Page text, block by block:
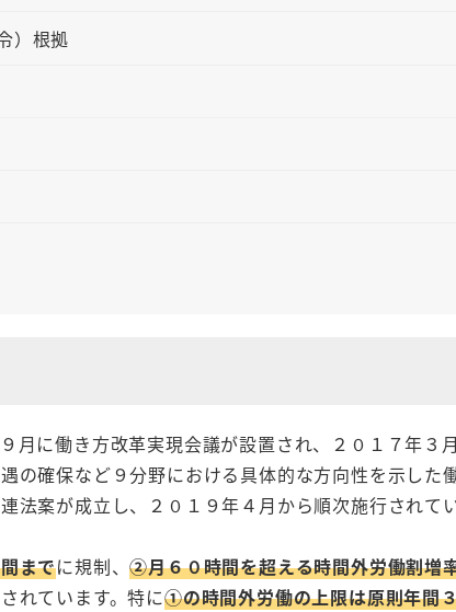
）根拠
月に働き方改革実現会議が設置され、２０１７年
確保など９分野における具体的な方向性を示した
案が成立し、２０１９年４月から順次施行されてい
までに規制、②月６０時間を超える時間外労働割増
れています。特に①の時間外労働の上限は原則年間